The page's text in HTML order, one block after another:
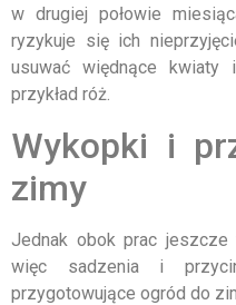
w drugiej połowie
ryzykuje się ich
usuwać więdnące kwiaty
przykład róż.
Wykopki i
zimy
Jednak obok prac
więc sadzenia i
przygotowujące ogród do